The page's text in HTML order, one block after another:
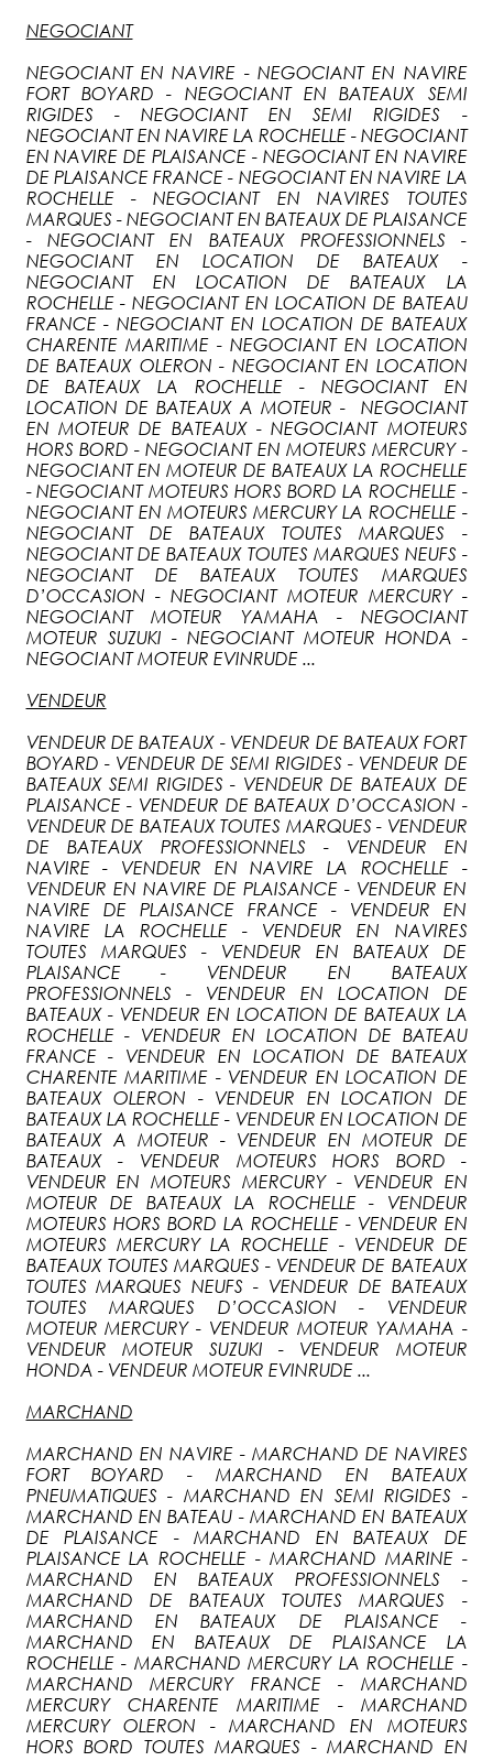
NEGOCIANT
NEGOCIANT EN NAVIRE - NEGOCIANT EN NAVIRE
FORT BOYARD - NEGOCIANT EN BATEAUX SEMI
RIGIDES - NEGOCIANT EN SEMI RIGIDES -
NEGOCIANT EN NAVIRE LA ROCHELLE - NEGOCIANT
EN NAVIRE DE PLAISANCE - NEGOCIANT EN NAVIRE
DE PLAISANCE FRANCE - NEGOCIANT EN NAVIRE LA
ROCHELLE - NEGOCIANT EN NAVIRES TOUTES
MARQUES - NEGOCIANT EN BATEAUX DE PLAISANCE
- NEGOCIANT EN BATEAUX PROFESSIONNELS -
NEGOCIANT EN LOCATION DE BATEAUX -
NEGOCIANT EN LOCATION DE BATEAUX LA
ROCHELLE - NEGOCIANT EN LOCATION DE BATEAU
FRANCE - NEGOCIANT EN LOCATION DE BATEAUX
CHARENTE MARITIME - NEGOCIANT EN LOCATION
DE BATEAUX OLERON - NEGOCIANT EN LOCATION
DE BATEAUX LA ROCHELLE - NEGOCIANT EN
LOCATION DE BATEAUX A MOTEUR - NEGOCIANT
EN MOTEUR DE BATEAUX - NEGOCIANT MOTEURS
HORS BORD - NEGOCIANT EN MOTEURS MERCURY -
NEGOCIANT EN MOTEUR DE BATEAUX LA ROCHELLE
- NEGOCIANT MOTEURS HORS BORD LA ROCHELLE -
NEGOCIANT EN MOTEURS MERCURY LA ROCHELLE -
NEGOCIANT DE BATEAUX TOUTES MARQUES -
NEGOCIANT DE BATEAUX TOUTES MARQUES NEUFS -
NEGOCIANT DE BATEAUX TOUTES MARQUES
D’OCCASION - NEGOCIANT MOTEUR MERCURY -
NEGOCIANT MOTEUR YAMAHA - NEGOCIANT
MOTEUR SUZUKI - NEGOCIANT MOTEUR HONDA -
NEGOCIANT MOTEUR EVINRUDE ...
VENDEUR
VENDEUR DE BATEAUX - VENDEUR DE BATEAUX FORT
BOYARD - VENDEUR DE SEMI RIGIDES - VENDEUR DE
BATEAUX SEMI RIGIDES - VENDEUR DE BATEAUX DE
PLAISANCE - VENDEUR DE BATEAUX D’OCCASION -
VENDEUR DE BATEAUX TOUTES MARQUES - VENDEUR
DE BATEAUX PROFESSIONNELS - VENDEUR EN
NAVIRE - VENDEUR EN NAVIRE LA ROCHELLE -
VENDEUR EN NAVIRE DE PLAISANCE - VENDEUR EN
NAVIRE DE PLAISANCE FRANCE - VENDEUR EN
NAVIRE LA ROCHELLE - VENDEUR EN NAVIRES
TOUTES MARQUES - VENDEUR EN BATEAUX DE
PLAISANCE - VENDEUR EN BATEAUX
PROFESSIONNELS - VENDEUR EN LOCATION DE
BATEAUX - VENDEUR EN LOCATION DE BATEAUX LA
ROCHELLE - VENDEUR EN LOCATION DE BATEAU
FRANCE - VENDEUR EN LOCATION DE BATEAUX
CHARENTE MARITIME - VENDEUR EN LOCATION DE
BATEAUX OLERON - VENDEUR EN LOCATION DE
BATEAUX LA ROCHELLE - VENDEUR EN LOCATION DE
BATEAUX A MOTEUR - VENDEUR EN MOTEUR DE
BATEAUX - VENDEUR MOTEURS HORS BORD -
VENDEUR EN MOTEURS MERCURY - VENDEUR EN
MOTEUR DE BATEAUX LA ROCHELLE - VENDEUR
MOTEURS HORS BORD LA ROCHELLE - VENDEUR EN
MOTEURS MERCURY LA ROCHELLE - VENDEUR DE
BATEAUX TOUTES MARQUES - VENDEUR DE BATEAUX
TOUTES MARQUES NEUFS - VENDEUR DE BATEAUX
TOUTES MARQUES D’OCCASION - VENDEUR
MOTEUR MERCURY - VENDEUR MOTEUR YAMAHA -
VENDEUR MOTEUR SUZUKI - VENDEUR MOTEUR
HONDA - VENDEUR MOTEUR EVINRUDE ...
MARCHAND
MARCHAND EN NAVIRE - MARCHAND DE NAVIRES
FORT BOYARD - MARCHAND EN BATEAUX
PNEUMATIQUES - MARCHAND EN SEMI RIGIDES -
MARCHAND EN BATEAU - MARCHAND EN BATEAUX
DE PLAISANCE - MARCHAND EN BATEAUX DE
PLAISANCE LA ROCHELLE - MARCHAND MARINE -
MARCHAND EN BATEAUX PROFESSIONNELS -
MARCHAND DE BATEAUX TOUTES MARQUES -
MARCHAND EN BATEAUX DE PLAISANCE -
MARCHAND EN BATEAUX DE PLAISANCE LA
ROCHELLE - MARCHAND MERCURY LA ROCHELLE -
MARCHAND MERCURY FRANCE - MARCHAND
MERCURY CHARENTE MARITIME - MARCHAND
MERCURY OLERON - MARCHAND EN MOTEURS
HORS BORD TOUTES MARQUES - MARCHAND EN